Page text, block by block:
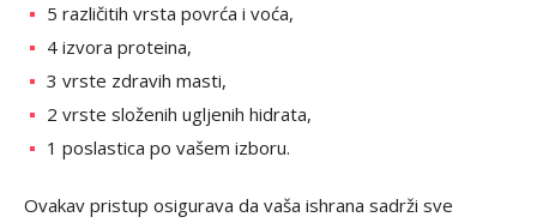
5 različitih vrsta povrća i voća,
4 izvora proteina,
3 vrste zdravih masti,
2 vrste složenih ugljenih hidrata,
1 poslastica po vašem izboru.
Ovakav pristup osigurava da vaša ishrana sadrži sve